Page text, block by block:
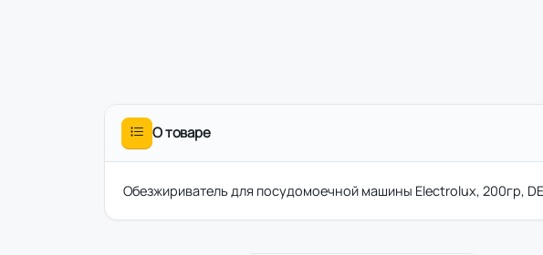
О товаре
Обезжириватель для посудомоечной машины Electrolux, 200гр,